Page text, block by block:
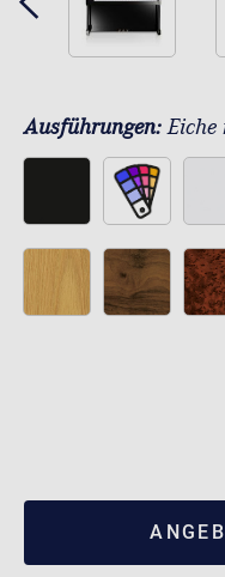
Ausführungen:Eiche